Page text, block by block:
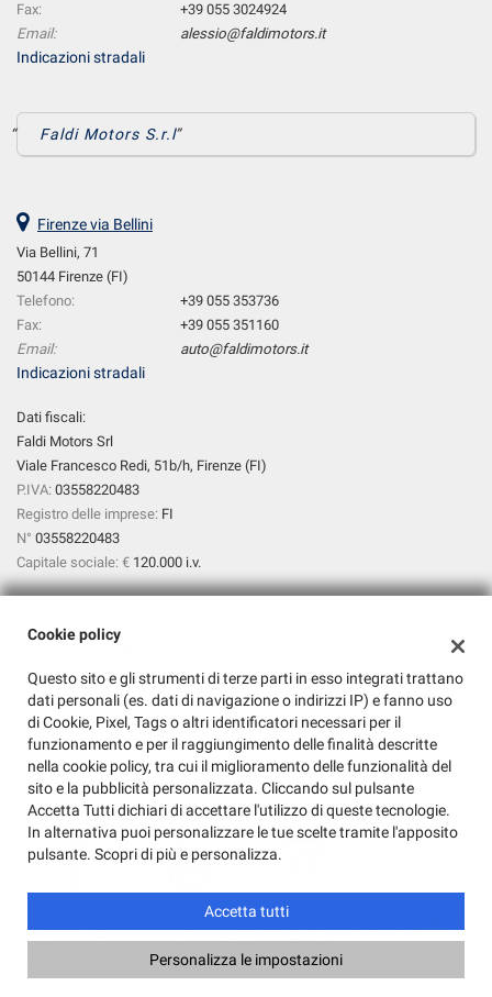
Fax:
+39 055 3024924
Email:
alessio@faldimotors.it
Indicazioni stradali
Faldi Motors S.r.l
Firenze via Bellini
Via Bellini, 71
50144 Firenze (FI)
Telefono:
+39 055 353736
Fax:
+39 055 351160
Email:
auto@faldimotors.it
Indicazioni stradali
Dati fiscali:
Faldi Motors Srl
Viale Francesco Redi, 51b/h, Firenze (FI)
P.IVA: 03558220483
Registro delle imprese: FI
N° 03558220483
Capitale sociale: € 120.000 i.v.
Da lunedì al venerdì:
09:00 – 13:00
15:00 – 19:00
Sabato:
09:00 – 13:00
Leggi l'informativa sulla privacy-Cookie Policy
GestionaleAuto.com
Cookie policy
Questo sito e gli strumenti di terze parti in esso integrati trattano
dati personali (es. dati di navigazione o indirizzi IP) e fanno uso
di Cookie, Pixel, Tags o altri identificatori necessari per il
funzionamento e per il raggiungimento delle finalità descritte
nella cookie policy, tra cui il miglioramento delle funzionalità del
sito e la pubblicità personalizzata. Cliccando sul pulsante
Accetta Tutti dichiari di accettare l'utilizzo di queste tecnologie.
In alternativa puoi personalizzare le tue scelte tramite l'apposito
pulsante. Scopri di più e personalizza.
Accetta tutti
Personalizza le impostazioni